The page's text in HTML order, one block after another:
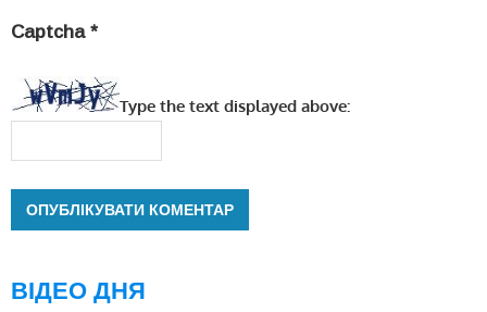
Captcha *
Type the text displayed above:
ВІДЕО ДНЯ